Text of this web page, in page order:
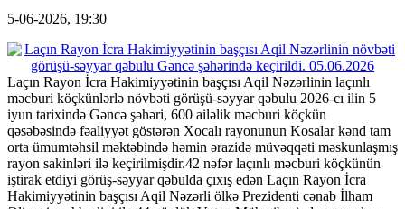
5-06-2026, 19:30
Laçın Rayon İcra Hakimiyyətinin başçısı Aqil Nəzərlinin laçınlı
məcburi köçkünlərlə növbəti görüşü-səyyar qəbulu 2026-cı ilin 5
iyun tarixində Gəncə şəhəri, 600 ailəlik məcburi köçkün
qəsəbəsində fəaliyyət göstərən Xocalı rayonunun Kosalar kənd tam
orta ümumtəhsil məktəbində həmin ərazidə müvəqqəti məskunlaşmış
rayon sakinləri ilə keçirilmişdir.42 nəfər laçınlı məcburi köçkünün
iştirak etdiyi görüş-səyyar qəbulda çıxış edən Laçın Rayon İcra
Hakimiyyətinin başçısı Aqil Nəzərli ölkə Prezidenti cənab İlham